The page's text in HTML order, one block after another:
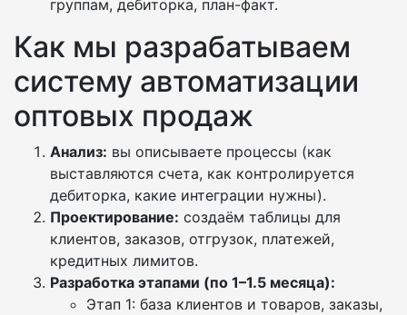
группам, дебиторка, план-факт.
Как мы разрабатываем
систему автоматизации
оптовых продаж
Анализ: вы описываете процессы (как
выставляются счета, как контролируется
дебиторка, какие интеграции нужны).
Проектирование: создаём таблицы для
клиентов, заказов, отгрузок, платежей,
кредитных лимитов.
Разработка этапами (по 1–1.5 месяца):
Этап 1: база клиентов и товаров, заказы,